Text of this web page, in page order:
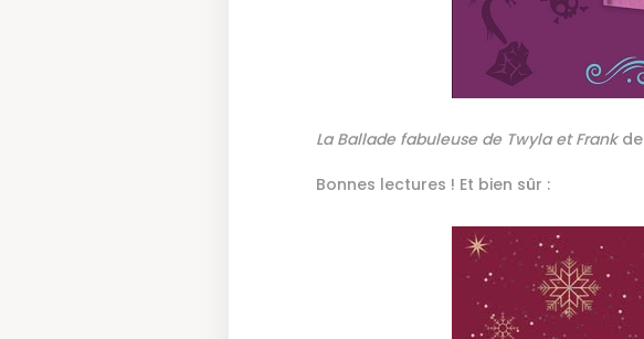
La Ballade fabuleuse de Twyla et Frankde
Bonnes lectures ! Et bien sûr :